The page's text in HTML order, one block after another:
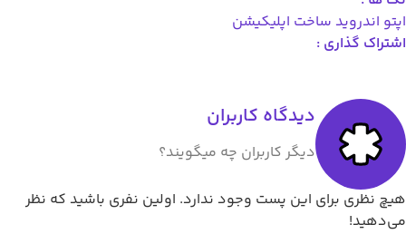
ساخت اپلیکیشن
گذاری :
دیدگاه کاربران
دیگر کاربران چه میگویند؟
برای این پست وجود ندارد. اولین نفری باشید که نظر